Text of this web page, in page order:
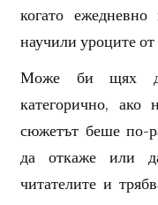
когато
научили уроците от
Може би щях да
категорично, ако
сюжетът беше по-
да откаже или
читателите и